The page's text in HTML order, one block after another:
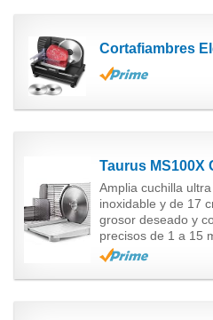
Amplia cuchilla
inoxidable y de 17
grosor deseado y
precisos de 1 a 15